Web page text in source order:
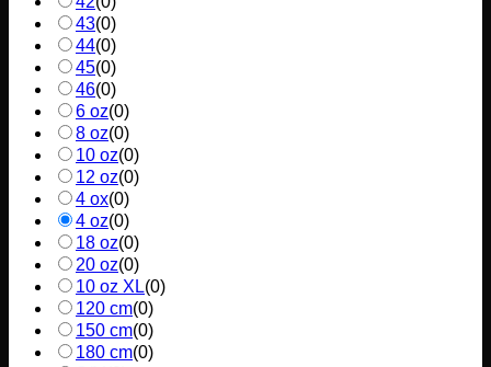
43(0)
44(0)
45(0)
46(0)
6 oz(0)
8 oz(0)
10 oz(0)
12 oz(0)
4 ox(0)
4 oz(0)
18 oz(0)
20 oz(0)
10 oz XL(0)
120 cm(0)
150 cm(0)
180 cm(0)